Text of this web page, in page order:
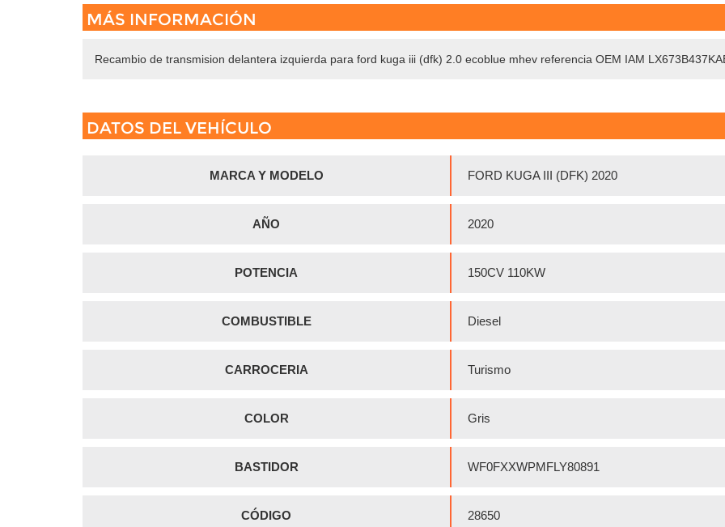
MÁS INFORMACIÓN
Recambio de transmision delantera izquierda para ford kuga iii (dfk) 2.0 ecoblue mhev referencia OEM IAM
DATOS DEL VEHÍCULO
MARCA Y MODELO FORD KUGA III (DFK) 2020
AÑO 2020
POTENCIA 150CV 110KW
COMBUSTIBLE Diesel
CARROCERIA Turismo
COLOR Gris
BASTIDOR WF0FXXWPMFLY80891
CÓDIGO 28650